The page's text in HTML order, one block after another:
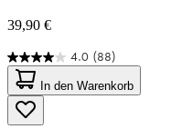
39,90 €
4.0 (88)
4.0
von
5
Sternen.
88
In den Warenkorb